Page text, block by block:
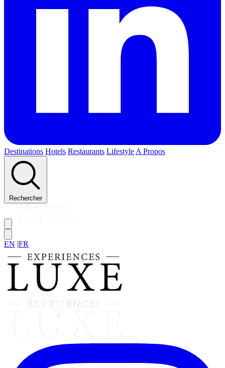
Destinations Hotels Restaurants Lifestyle A Propos
Rechercher
EN |FR